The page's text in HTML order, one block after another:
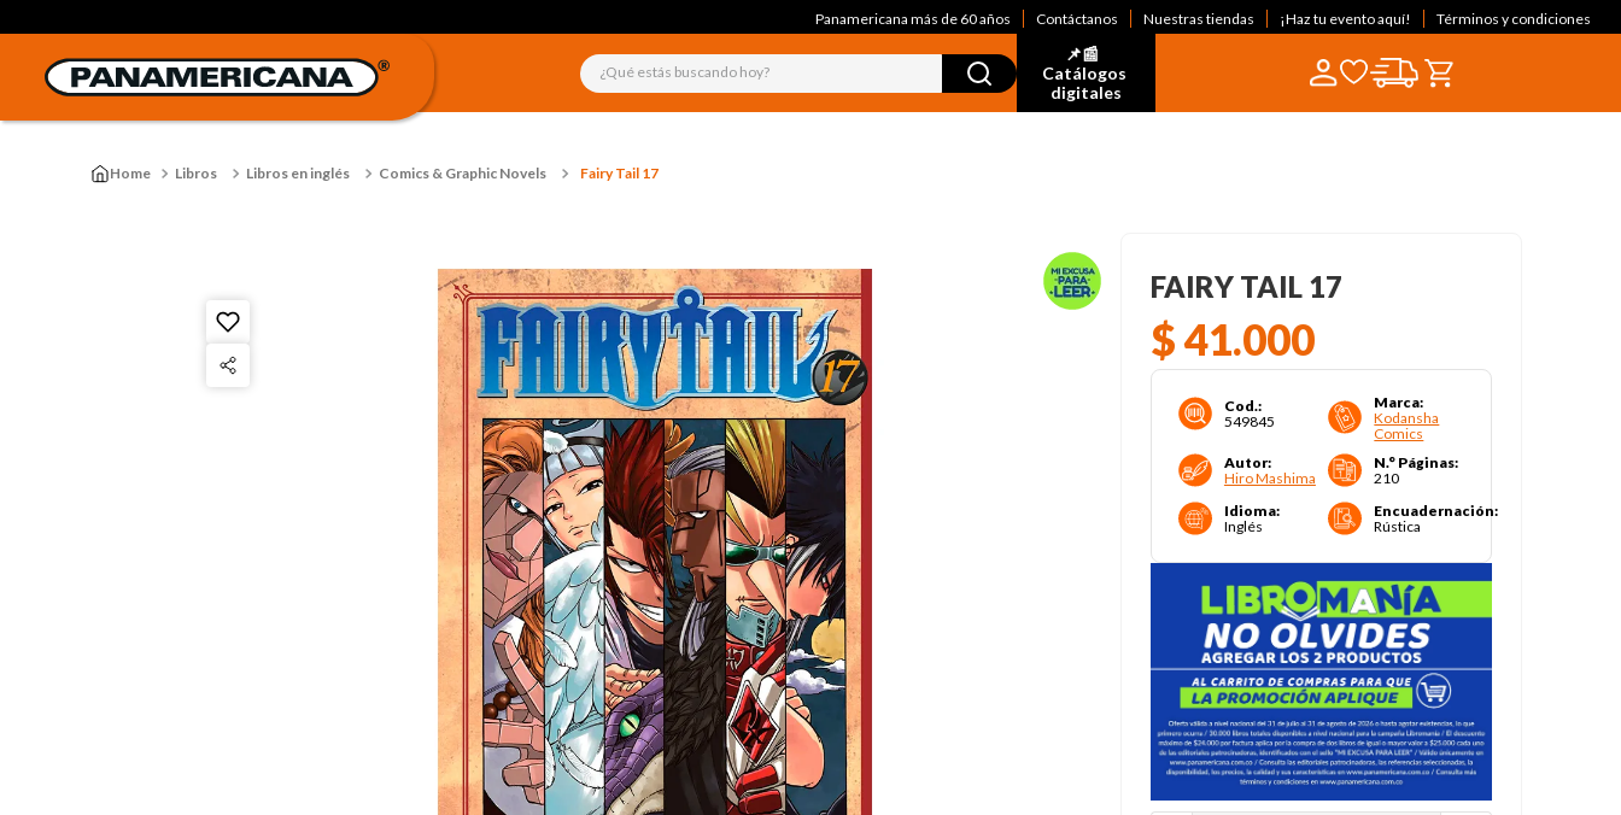
Panamericana más de 60 años Contáctanos Nuestras tiendas ¡Haz tu evento aquí! Términos y condiciones
¿Qué estás buscando hoy?
📌📰
Catálogos
digitales
Libros Libros en inglés Comics & Graphic Novels Fairy Tail 17
FAIRY TAIL 17
$41.000
Cod.:
549845
Marca:
Kodansha
Comics
Autor:
Hiro Mashima
N.° Páginas:
210
Idioma:
Inglés
Encuadernación:
Rústica